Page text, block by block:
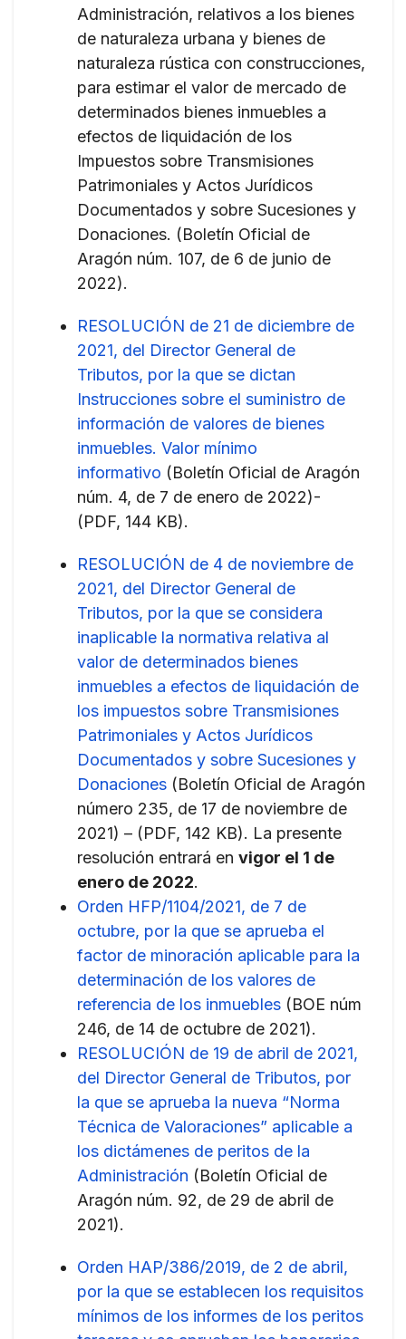
Administración, relativos a los bienes
de naturaleza urbana y bienes de
naturaleza rústica con construcciones,
para estimar el valor de mercado de
determinados bienes inmuebles a
efectos de liquidación de los
Impuestos sobre Transmisiones
Patrimoniales y Actos Jurídicos
Documentados y sobre Sucesiones y
Donaciones. (Boletín Oficial de
Aragón núm. 107, de 6 de junio de
2022).
RESOLUCIÓN de 21 de diciembre de
2021, del Director General de
Tributos, por la que se dictan
Instrucciones sobre el suministro de
información de valores de bienes
inmuebles. Valor mínimo
informativo (Boletín Oficial de Aragón
núm. 4, de 7 de enero de 2022)-
(PDF, 144 KB).
RESOLUCIÓN de 4 de noviembre de
2021, del Director General de
Tributos, por la que se considera
inaplicable la normativa relativa al
valor de determinados bienes
inmuebles a efectos de liquidación de
los impuestos sobre Transmisiones
Patrimoniales y Actos Jurídicos
Documentados y sobre Sucesiones y
Donaciones (Boletín Oficial de Aragón
número 235, de 17 de noviembre de
2021) – (PDF, 142 KB). ​​La presente
resolución entrará en vigor el 1 de
enero de 2022.
Orden HFP/1104/2021, de 7 de
octubre, por la que se aprueba el
factor de minoración aplicable para la
determinación de los valores de
referencia de los inmuebles (BOE núm
246, de 14 de octubre de 2021).
RESOLUCIÓN de 19 de abril de 2021,
del Director General de Tributos, por
la que se aprueba la nueva “Norma
Técnica de Valoraciones” aplicable a
los dictámenes de peritos de la
Administración (Boletín Oficial de
Aragón núm. 92, de 29 de abril de
2021).
Orden HAP/386/2019, de 2 de abril,
por la que se establecen los requisitos
mínimos de los informes de los peritos